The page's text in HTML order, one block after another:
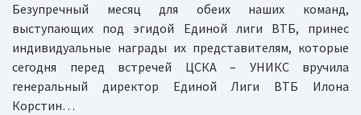
Безупречный месяц для обеих наших команд,
выступающих под эгидой Единой лиги ВТБ, принес
индивидуальные награды их представителям, которые
сегодня перед встречей ЦСКА – УНИКС вручила
генеральный директор Единой Лиги ВТБ Илона
Корстин…